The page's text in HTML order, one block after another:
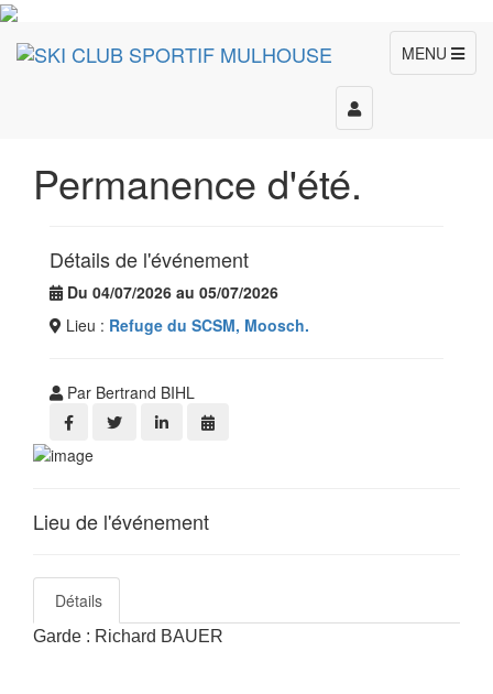
MENU
Toggle
navigation
Permanence d'été.
Détails de l'événement
Du 04/07/2026 au 05/07/2026
Lieu : Refuge du SCSM, Moosch.
Par Bertrand BIHL
Lieu de l'événement
Détails
Garde : Richard BAUER